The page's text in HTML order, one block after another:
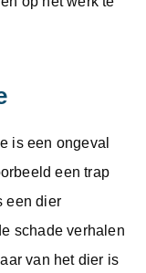
is een ongeval
een trap
een dier
schade verhalen
van het dier is